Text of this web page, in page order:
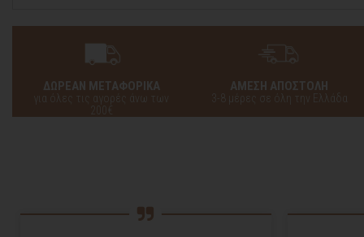
ΔΩΡΕΑΝ ΜΕΤΑΦΟΡΙΚΑ
για όλες τις αγορές άνω των
200€
ΑΜΕΣΗ ΑΠΟΣΤΟΛΗ
3-8 μέρες σε όλη την Ελλάδα